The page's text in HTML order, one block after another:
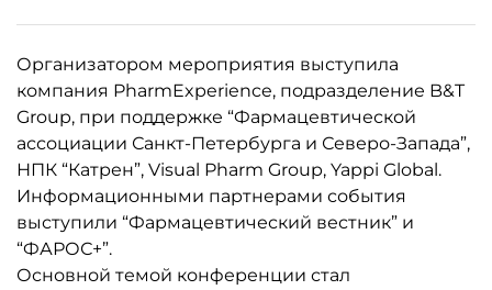
Организатором мероприятия выступила
компания PharmExperience, подразделение B&T
Group, при поддержке “Фармацевтической
ассоциации Санкт-Петербурга и Северо-Запада”,
НПК “Катрен”, Visual Pharm Group, Yappi Global.
Информационными партнерами события
выступили “Фармацевтический вестник” и
“ФАРОС+”.
Основной темой конференции стал